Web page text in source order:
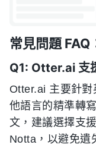
常見問題
Q1: Otter.ai 支
Otter.ai 主要針
他語言的精準轉
文，建議選擇支
Notta，以避免遺